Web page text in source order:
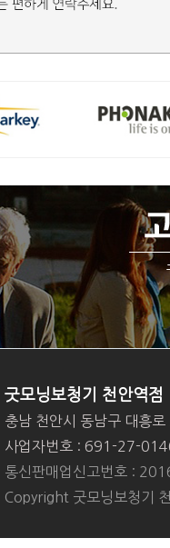
굿모닝보청기 천안역점
충남 천안시 동남구 대흥
사업자번호 : 691-27-
통신판매업신고번호 :
Copyright 굿모닝보청기